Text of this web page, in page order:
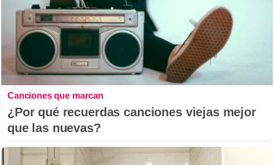
Canciones que marcan
¿Por qué recuerdas canciones viejas mejor
que las nuevas?